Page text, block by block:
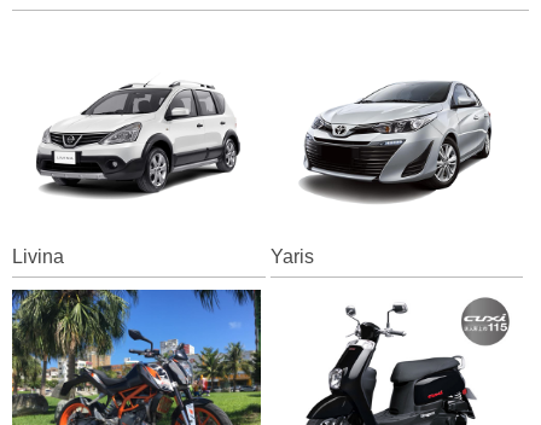
2018-03-15 七星潭風景區美景介紹...
2018-03-13 三日遊景點行程規劃景...
2018-03-12 花蓮自由行自助行程
2025-11-17 通水管後排水變快？背...
2018-12-14 花蓮租車推薦2019...
Livina Yaris